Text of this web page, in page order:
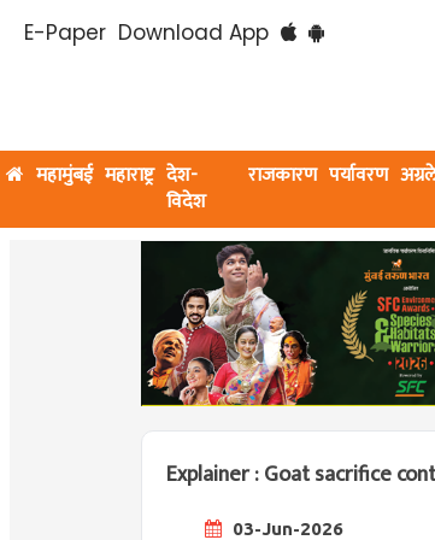
E-Paper Download App
महामुंबई महाराष्ट्र देश-
विदेश
राजकारण पर्यावरण
Explainer : Goat sacrifice
03-Jun-2026